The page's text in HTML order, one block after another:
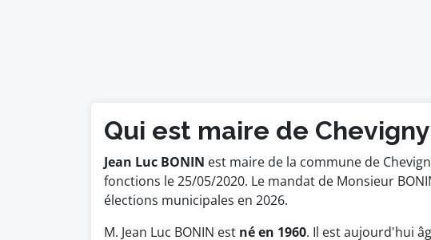
Qui est maire de Chevigny
Jean Luc BONIN est maire de la commune de
fonctions le 25/05/2020. Le mandat de Monsieur
élections municipales en 2026.
M. Jean Luc BONIN est né en 1960. Il est aujourd'hui